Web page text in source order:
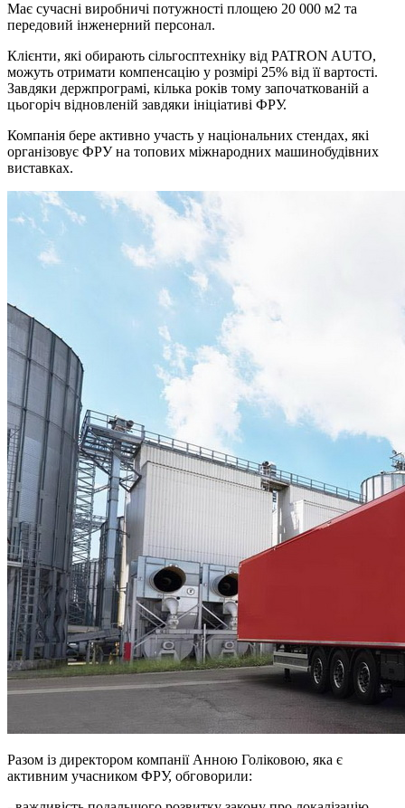
Має сучасні виробничі потужності площею 20 000 м2 та
передовий інженерний персонал.
Клієнти, які обирають сільгосптехніку від PATRON AUTO,
можуть отримати компенсацію у розмірі 25% від її вартості.
Завдяки держпрограмі, кілька років тому започаткованій а
цьогоріч відновленій завдяки ініціативі ФРУ.
Компанія бере активно участь у національних стендах, які
організовує ФРУ на топових міжнародних машинобудівних
виставках.
Разом із директором компанії Анною Голіковою, яка є
активним учасником ФРУ, обговорили: